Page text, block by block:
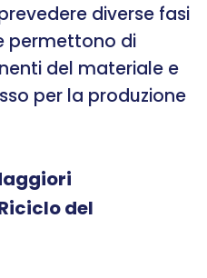
diverse fasi
permettono di
del materiale e
per la produzione
del